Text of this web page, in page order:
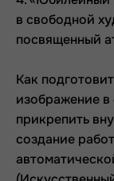
в свободной
посвященный
Как
изображение
прикрепить
создание